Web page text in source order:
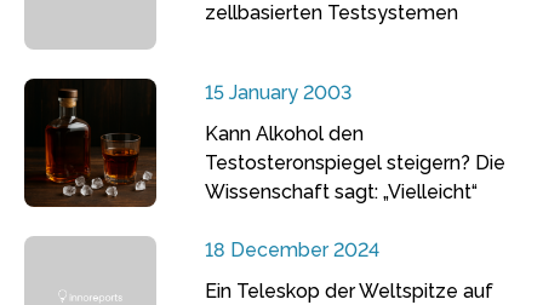
zellbasierten Testsystemen
15 January 2003
Kann Alkohol den
Testosteronspiegel steigern? Die
Wissenschaft sagt: „Vielleicht“
18 December 2024
Ein Teleskop der Weltspitze auf